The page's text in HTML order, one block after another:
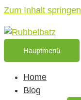
Zum Inhalt springen
Hauptmenü
Home
Blog